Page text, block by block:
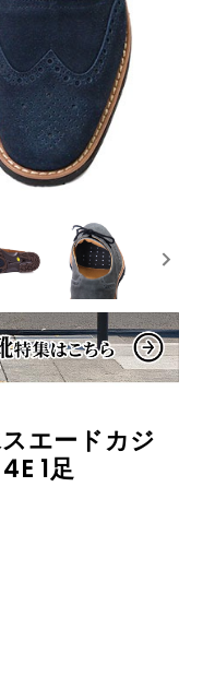
エードカジ
1足